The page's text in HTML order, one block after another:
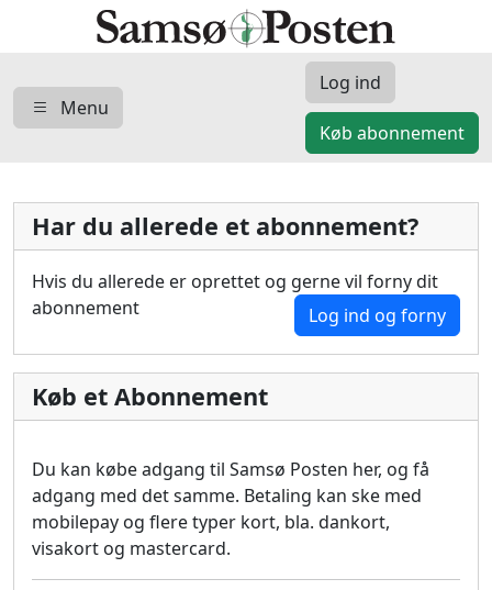
Menu
Log ind
Køb abonnement
Har du allerede et abonnement?
Hvis du allerede er oprettet og gerne vil forny dit
abonnement
Log ind og forny
Køb et Abonnement
Du kan købe adgang til Samsø Posten her, og få
adgang med det samme. Betaling kan ske med
mobilepay og flere typer kort, bla. dankort,
visakort og mastercard.